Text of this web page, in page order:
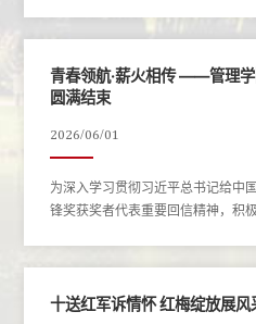
青春领航·薪火相传 ——管理
圆满结束
2026/06/01
为深入学习贯彻习近平总书记给中
锋奖获奖者代表重要回信精神，积
十送红军诉情怀 红梅绽放展风